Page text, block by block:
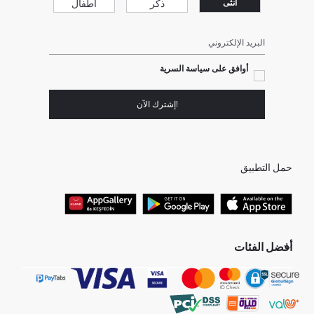
انثى ذكر أطفال
البريد الإلكتروني
أوافق على سياسة السرية
!إشترك الآن
حمل التطبيق
أفضل الفئات
جميع متاجرنا
هدايا عيد الحب
البلوفر النسائية
بلوفر رجالي
برفانات حريمى
جينز رجالي